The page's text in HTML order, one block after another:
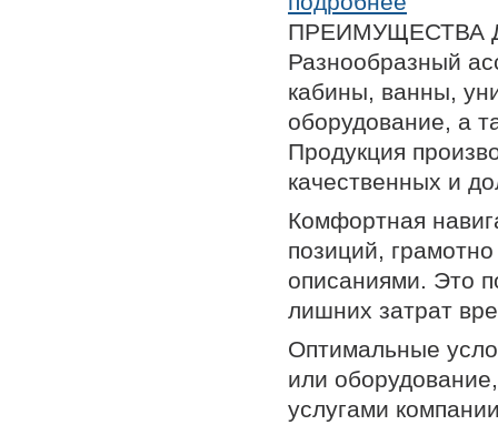
ПРЕИМУЩЕСТВА
Разнообразный
кабины, ванны,
оборудование, а
Продукция
качественных и
Комфортная
позиций,
описаниями. Это
лишних затрат
Оптимальные
или
услугами